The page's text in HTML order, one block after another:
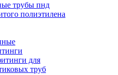
трубы пнд
полиэтилена
для
труб